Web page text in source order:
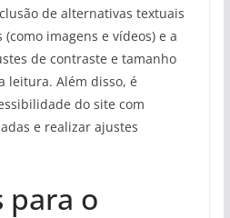
de alternativas textuais
imagens e vídeos) e a
de contraste e tamanho
leitura. Além disso, é
do site com
e realizar ajustes
para o